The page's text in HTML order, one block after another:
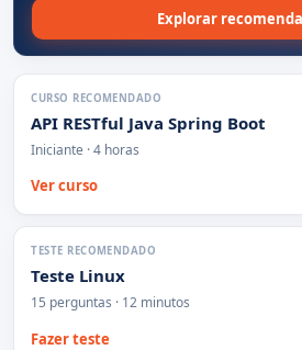
Explorar
CURSO RECOMENDADO
API RESTful Java Spring Boot
Iniciante · 4 horas
Ver curso
TESTE RECOMENDADO
Teste Linux
15 perguntas · 12 minutos
Fazer teste